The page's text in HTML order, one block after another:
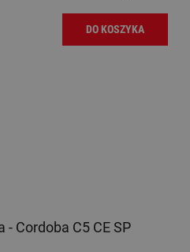
DO KOSZYKA
Cordoba C5 CE SP